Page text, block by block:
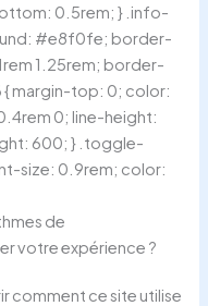
0.5rem; } .info-
#e8f0fe; border-
1.25rem; border-
{ margin-top: 0; color:
0; line-height:
600; } .toggle-
size: 0.9rem; color:
de
votre expérience ?
comment ce site utilise